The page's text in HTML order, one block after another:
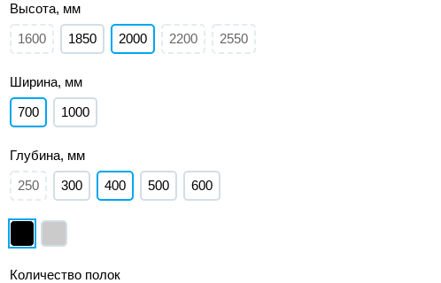
Высота, мм
1600
1850 2000 2200 2550
Ширина, мм
700
1000
Глубина, мм
250
300 400 500 600
Количество полок